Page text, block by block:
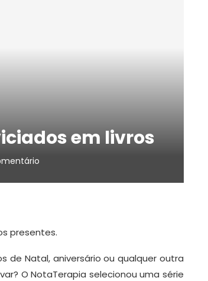
em livros
presentes.
de Natal, aniversário ou qualquer outra
O NotaTerapia selecionou uma série